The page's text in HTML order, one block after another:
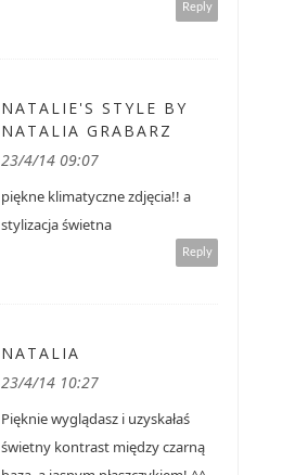
Reply
NATALIE'S STYLE BY
NATALIA GRABARZ
23/4/14 09:07
piękne klimatyczne zdjęcia!! a
stylizacja świetna
Reply
NATALIA
23/4/14 10:27
Pięknie wyglądasz i uzyskałaś
świetny kontrast między czarną